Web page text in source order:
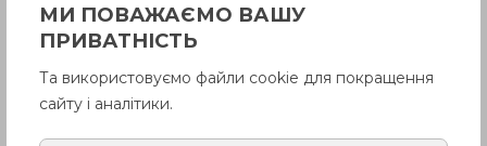
рекомендуємо уточнити у Продавця.
Продавець залишає за собою право
відпускати товар у базовій кольоровій
гамі, якщо інше не обговорено
Покупцем.
МИ ПОВАЖАЄМО ВАШУ
ПРИВАТНІСТЬ
Та використовуємо файли cookie для покращення
сайту і аналітики.